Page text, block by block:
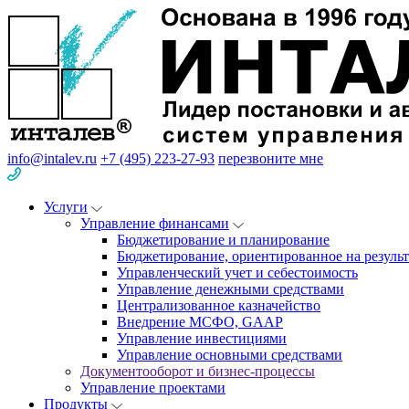
info@intalev.ru +7 (495) 223-27-93 перезвоните мне
Услуги
Управление финансами
Бюджетирование и планирование
Бюджетирование, ориентированное на
Управленческий учет и себестоимость
Управление денежными средствами
Централизованное казначейство
Внедрение МСФО, GAAP
Управление инвестициями
Управление основными средствами
Документооборот и бизнес-процессы
Управление проектами
Продукты